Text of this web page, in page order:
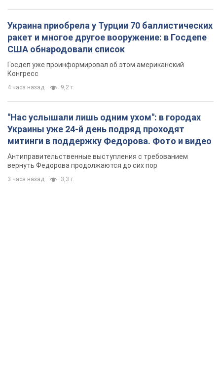
Украина приобрела у Турции 70 баллистических
ракет и многое другое вооружение: в Госдепе
США обнародовали список
Госдеп уже проинформировал об этом американский
Конгресс
4 часа назад 9,2 т.
"Нас услышали лишь одним ухом": в городах
Украины уже 24-й день подряд проходят
митинги в поддержку Федорова. Фото и видео
Антиправительственные выступления с требованием
вернуть Федорова продолжаются до сих пор
3 часа назад 3,3 т.